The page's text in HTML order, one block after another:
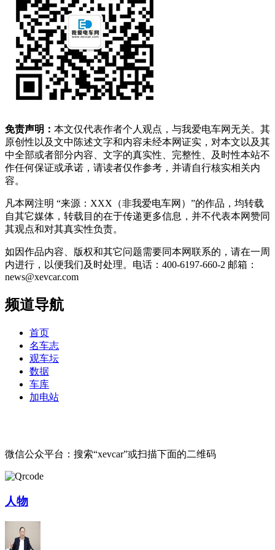
免责声明： 本文仅代表作者个人观点，与我爱电车网无关。其
原创性以及文中陈述文字和内容未经本网证实，对本文以及其
中全部或者部分内容、文字的真实性、完整性、及时性本站不
作任何保证或承诺，请读者仅作参考，并请自行核实相关内
容。
凡本网注明 “来源：XXX（非我爱电车网）”的作品，均转载
自其它媒体，转载目的在于传递更多信息，并不代表本网赞同
其观点和对其真实性负责。
如因作品内容、版权和其它问题需要同本网联系的，请在一周
内进行，以便我们及时处理。电话：400-6197-660-2 邮箱：
news@xevcar.com
频道导航
首页
名车志
观车坛
数据
车库
加电站
微信公众平台：搜索“xevcar”或扫描下面的二维码
人物